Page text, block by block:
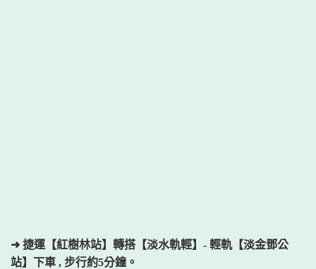
➜ 捷運【紅樹林站】轉搭【淡水軌輕】- 輕軌【淡金鄧公
站】下車 , 步行約5分鐘。